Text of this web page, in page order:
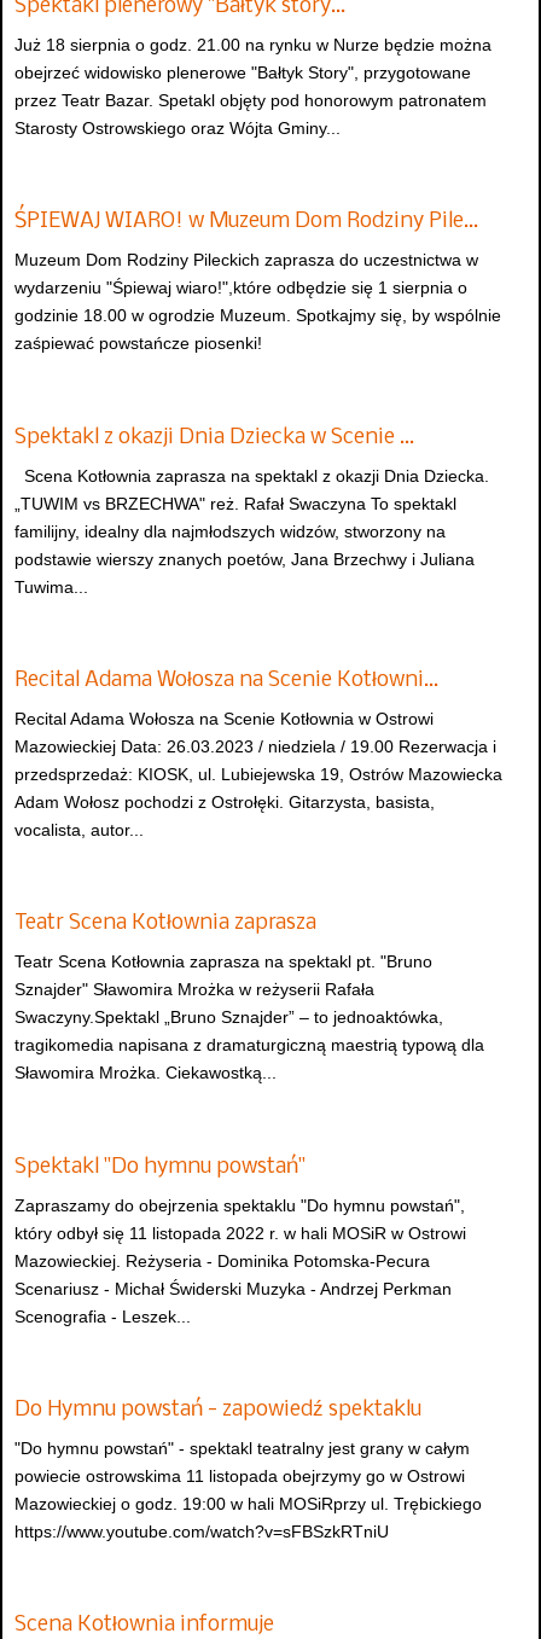
Spektakl plenerowy "Bałtyk story…
Już 18 sierpnia o godz. 21.00 na rynku w Nurze będzie można
obejrzeć widowisko plenerowe "Bałtyk Story", przygotowane
przez Teatr Bazar. Spetakl objęty pod honorowym patronatem
Starosty Ostrowskiego oraz Wójta Gminy...
ŚPIEWAJ WIARO! w Muzeum Dom Rodziny Pile…
Muzeum Dom Rodziny Pileckich zaprasza do uczestnictwa w
wydarzeniu "Śpiewaj wiaro!",które odbędzie się 1 sierpnia o
godzinie 18.00 w ogrodzie Muzeum. Spotkajmy się, by wspólnie
zaśpiewać powstańcze piosenki!
Spektakl z okazji Dnia Dziecka w Scenie …
Scena Kotłownia zaprasza na spektakl z okazji Dnia Dziecka.
„TUWIM vs BRZECHWA" reż. Rafał Swaczyna To spektakl
familijny, idealny dla najmłodszych widzów, stworzony na
podstawie wierszy znanych poetów, Jana Brzechwy i Juliana
Tuwima...
Recital Adama Wołosza na Scenie Kotłowni…
Recital Adama Wołosza na Scenie Kotłownia w Ostrowi
Mazowieckiej Data: 26.03.2023 / niedziela / 19.00 Rezerwacja i
przedsprzedaż: KIOSK, ul. Lubiejewska 19, Ostrów Mazowiecka
Adam Wołosz pochodzi z Ostrołęki. Gitarzysta, basista,
vocalista, autor...
Teatr Scena Kotłownia zaprasza
Teatr Scena Kotłownia zaprasza na spektakl pt. "Bruno
Sznajder" Sławomira Mrożka w reżyserii Rafała
Swaczyny.Spektakl „Bruno Sznajder” – to jednoaktówka,
tragikomedia napisana z dramaturgiczną maestrią typową dla
Sławomira Mrożka. Ciekawostką...
Spektakl "Do hymnu powstań"
Zapraszamy do obejrzenia spektaklu "Do hymnu powstań",
który odbył się 11 listopada 2022 r. w hali MOSiR w Ostrowi
Mazowieckiej. Reżyseria - Dominika Potomska-Pecura
Scenariusz - Michał Świderski Muzyka - Andrzej Perkman
Scenografia - Leszek...
Do Hymnu powstań - zapowiedź spektaklu
"Do hymnu powstań" - spektakl teatralny jest grany w całym
powiecie ostrowskima 11 listopada obejrzymy go w Ostrowi
Mazowieckiej o godz. 19:00 w hali MOSiRprzy ul. Trębickiego
https://www.youtube.com/watch?v=sFBSzkRTniU
Scena Kotłownia informuje